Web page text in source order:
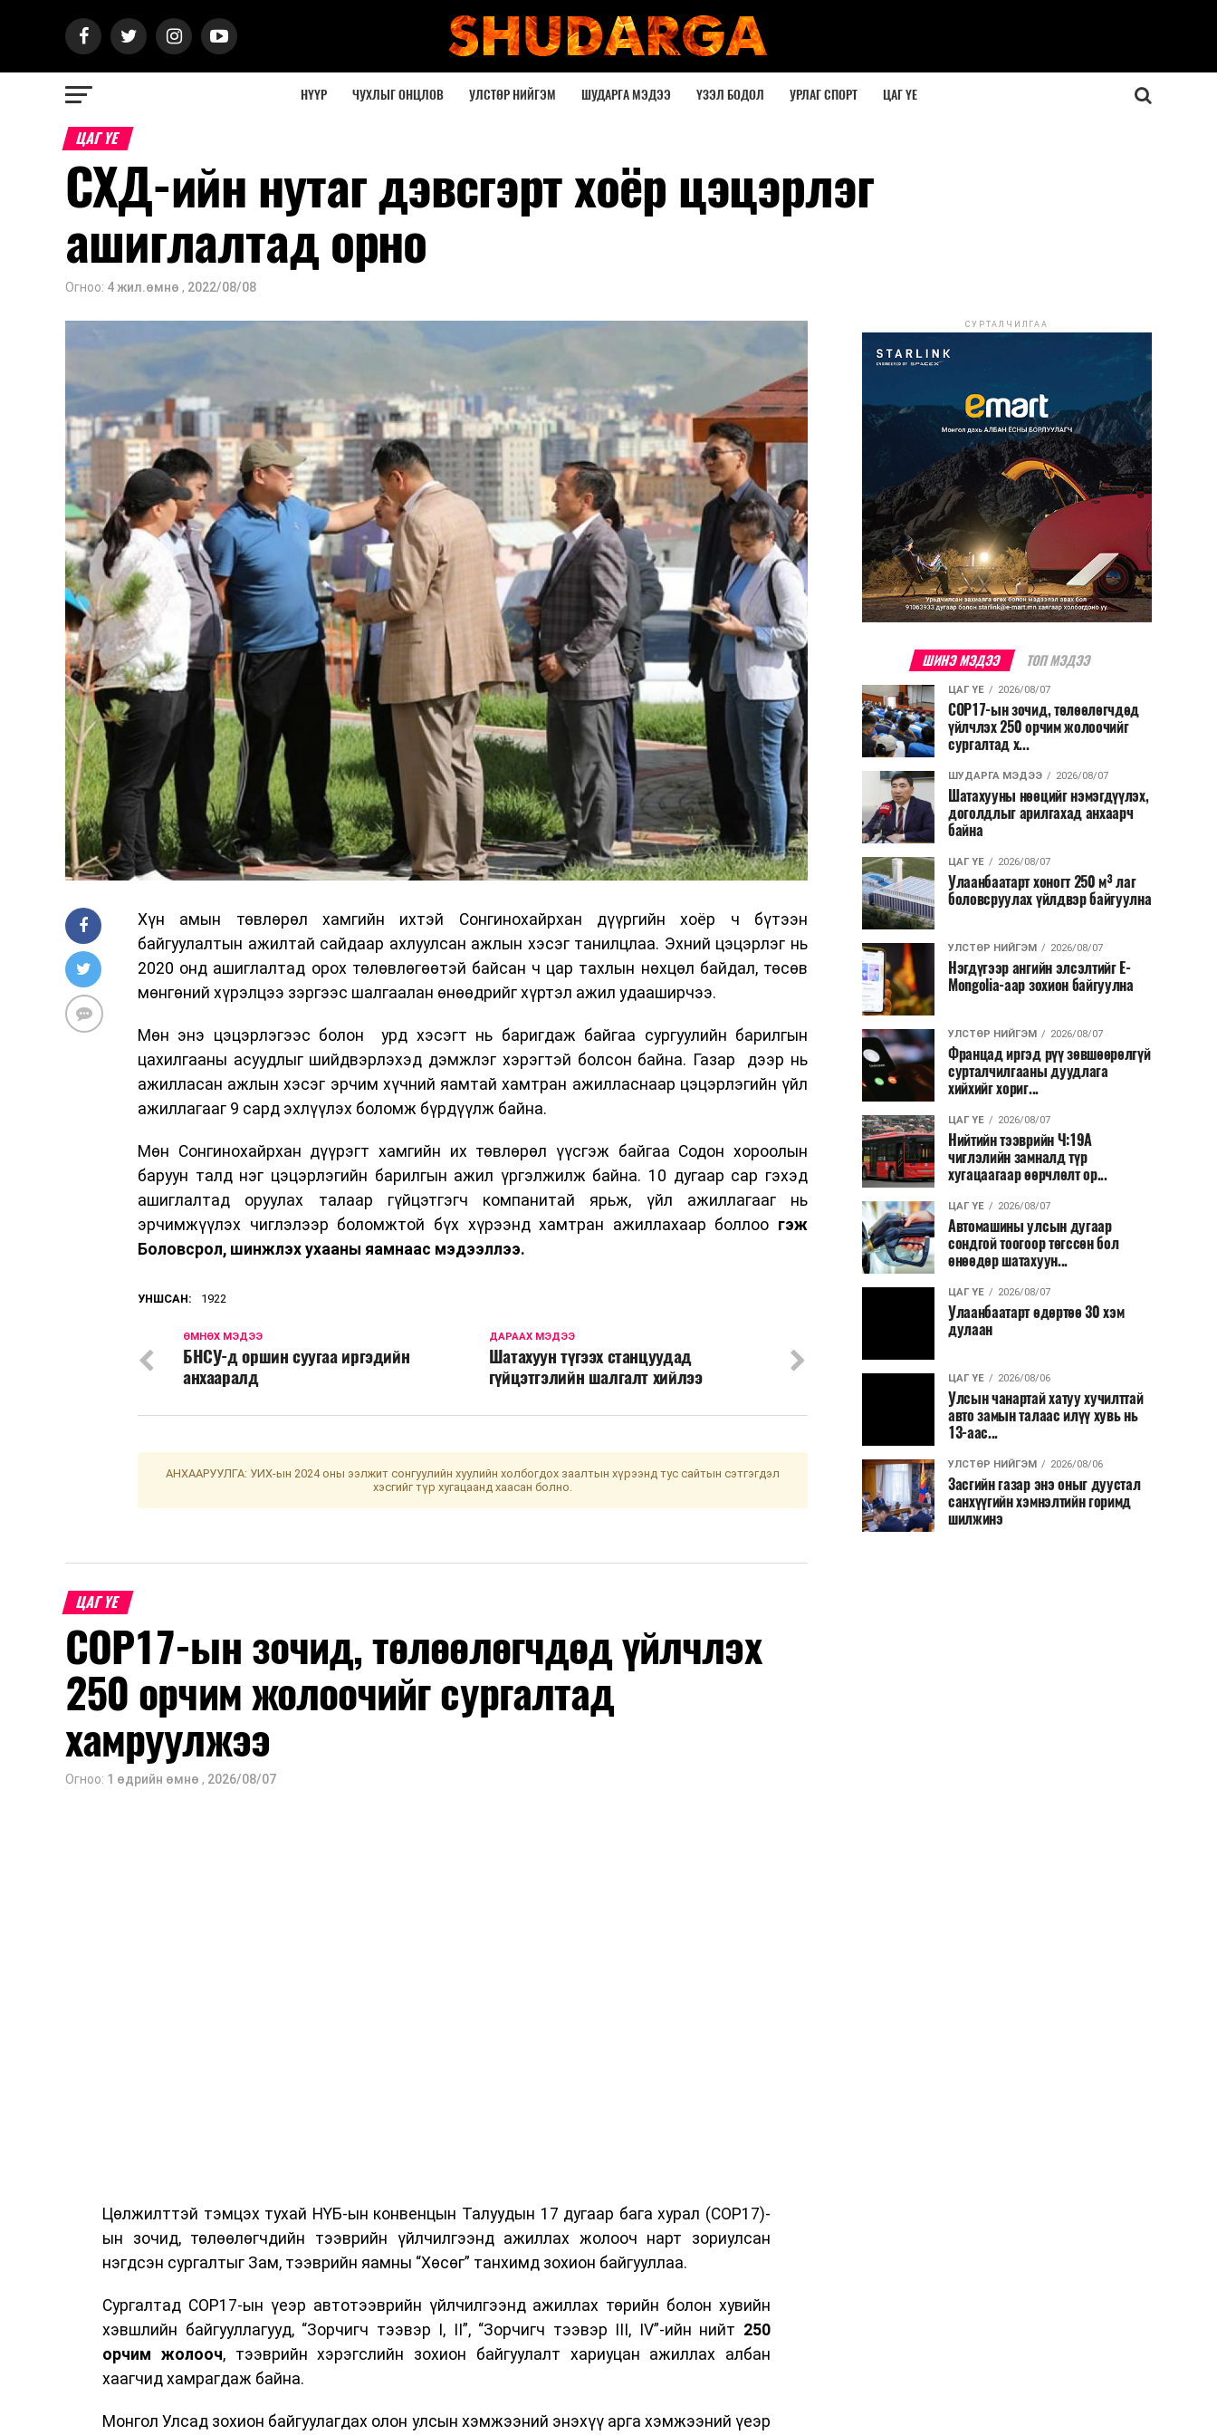
НҮҮР ЧУХЛЫГ ОНЦЛОВ УЛСТӨР НИЙГЭМ ШУДАРГА МЭДЭЭ ҮЗЭЛ БОДОЛ УРЛАГ СПОРТ ЦАГ ҮЕ
ЦАГ ҮЕ
СХД-ийн нутаг дэвсгэрт хоёр цэцэрлэг
ашиглалтад орно
Огноо: 4 жил.өмнө , 2022/08/08
Хүн амын төвлөрөл хамгийн ихтэй Сонгинохайрхан дүүргийн хоёр ч бүтээн
байгуулалтын ажилтай сайдаар ахлуулсан ажлын хэсэг танилцлаа. Эхний цэцэрлэг нь
2020 онд ашиглалтад орох төлөвлөгөөтэй байсан ч цар тахлын нөхцөл байдал, төсөв
мөнгөний хүрэлцээ зэргээс шалгаалан өнөөдрийг хүртэл ажил удааширчээ.
Мөн энэ цэцэрлэгээс болон урд хэсэгт нь баригдаж байгаа сургуулийн барилгын
цахилгааны асуудлыг шийдвэрлэхэд дэмжлэг хэрэгтэй болсон байна. Газар дээр нь
ажилласан ажлын хэсэг эрчим хүчний яамтай хамтран ажилласнаар цэцэрлэгийн үйл
ажиллагааг 9 сард эхлүүлэх боломж бүрдүүлж байна.
Мөн Сонгинохайрхан дүүрэгт хамгийн их төвлөрөл үүсгэж байгаа Содон хороолын
баруун талд нэг цэцэрлэгийн барилгын ажил үргэлжилж байна. 10 дугаар сар гэхэд
ашиглалтад оруулах талаар гүйцэтгэгч компанитай ярьж, үйл ажиллагааг нь
эрчимжүүлэх чиглэлээр боломжтой бүх хүрээнд хамтран ажиллахаар боллоо гэж
Боловсрол, шинжлэх ухааны яамнаас мэдээллээ.
УНШСАН: 1922
ДАРААХ МЭДЭЭ
Шатахуун түгээх станцуудад
гүйцэтгэлийн шалгалт хийлээ
ӨМНӨХ МЭДЭЭ
БНСУ-д оршин суугаа иргэдийн
анхааралд
АНХААРУУЛГА: УИХ-ын 2024 оны ээлжит сонгуулийн хуулийн холбогдох заалтын хүрээнд тус сайтын сэтгэгдэл
хэсгийг түр хугацаанд хаасан болно.
ЦАГ ҮЕ
COP17-ын зочид, төлөөлөгчдөд үйлчлэх
250 орчим жолоочийг сургалтад
хамруулжээ
Огноо: 1 өдрийн өмнө , 2026/08/07
Цөлжилттэй тэмцэх тухай НҮБ-ын конвенцын Талуудын 17 дугаар бага хурал (COP17)-
ын зочид, төлөөлөгчдийн тээврийн үйлчилгээнд ажиллах жолооч нарт зориулсан
нэгдсэн сургалтыг Зам, тээврийн яамны “Хөсөг” танхимд зохион байгууллаа.
Сургалтад COP17-ын үеэр автотээврийн үйлчилгээнд ажиллах төрийн болон хувийн
хэвшлийн байгууллагууд, “Зорчигч тээвэр I, II”, “Зорчигч тээвэр III, IV”-ийн нийт 250
орчим жолооч, тээврийн хэрэгслийн зохион байгуулалт хариуцан ажиллах албан
хаагчид хамрагдаж байна.
Монгол Улсад зохион байгуулагдах олон улсын хэмжээний энэхүү арга хэмжээний үеэр
СУРТАЛЧИЛГАА
ШИНЭ МЭДЭЭ ТОП МЭДЭЭ
ЦАГ ҮЕ 2026/08/07
COP17-ын зочид, төлөөлөгчдөд
үйлчлэх 250 орчим жолоочийг
сургалтад х...
ШУДАРГА МЭДЭЭ 2026/08/07
Шатахууны нөөцийг нэмэгдүүлэх,
доголдлыг арилгахад анхаарч
байна
ЦАГ ҮЕ 2026/08/07
Улаанбаатарт хоногт 250 м³ лаг
боловсруулах үйлдвэр байгуулна
УЛСТӨР НИЙГЭМ 2026/08/07
Нэгдүгээр ангийн элсэлтийг E-
Mongolia-аар зохион байгуулна
УЛСТӨР НИЙГЭМ 2026/08/07
Францад иргэд рүү зөвшөөрөлгүй
сурталчилгааны дуудлага
хийхийг хориг...
ЦАГ ҮЕ 2026/08/07
Нийтийн тээврийн Ч:19А
чиглэлийн замналд түр
хугацаагаар өөрчлөлт ор...
ЦАГ ҮЕ 2026/08/07
Автомашины улсын дугаар
сондгой тоогоор төгссөн бол
өнөөдөр шатахуун...
ЦАГ ҮЕ 2026/08/07
Улаанбаатарт өдөртөө 30 хэм
дулаан
ЦАГ ҮЕ 2026/08/06
Улсын чанартай хатуу хучилттай
авто замын талаас илүү хувь нь
13-аас...
УЛСТӨР НИЙГЭМ 2026/08/06
Засгийн газар энэ оныг дуустал
санхүүгийн хэмнэлтийн горимд
шилжинэ